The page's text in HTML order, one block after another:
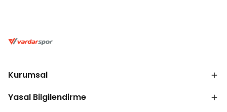
Kurumsal
Yasal Bilgilendirme